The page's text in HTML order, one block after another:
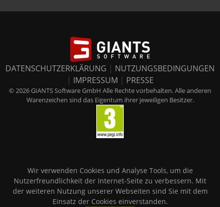
DATENSCHUTZERKLÄRUNG | NUTZUNGSBEDINGUNGEN
| IMPRESSUM | PRESSE
© 2026 GIANTS Software GmbH Alle Rechte vorbehalten. Alle anderen
Warenzeichen sind das Eigentum ihrer jeweiligen Besitzer.
Wir verwenden Cookies und Analyse Tools, um die
Nutzerfreundlichkeit der Internet-Seite zu verbessern. Mit
der weiteren Nutzung unserer Webseiten sind Sie mit dem
Einsatz der Cookies einverstanden.